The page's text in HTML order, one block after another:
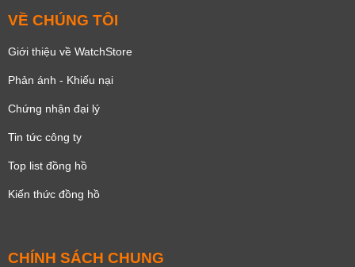
VỀ CHÚNG TÔI
Giới thiệu về WatchStore
Phản ánh - Khiếu nại
Chứng nhận đại lý
Tin tức công ty
Top list đồng hồ
Kiến thức đồng hồ
CHÍNH SÁCH CHUNG